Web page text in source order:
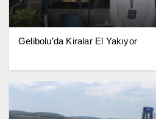
Gelibolu’da Kiralar El Yakıyor